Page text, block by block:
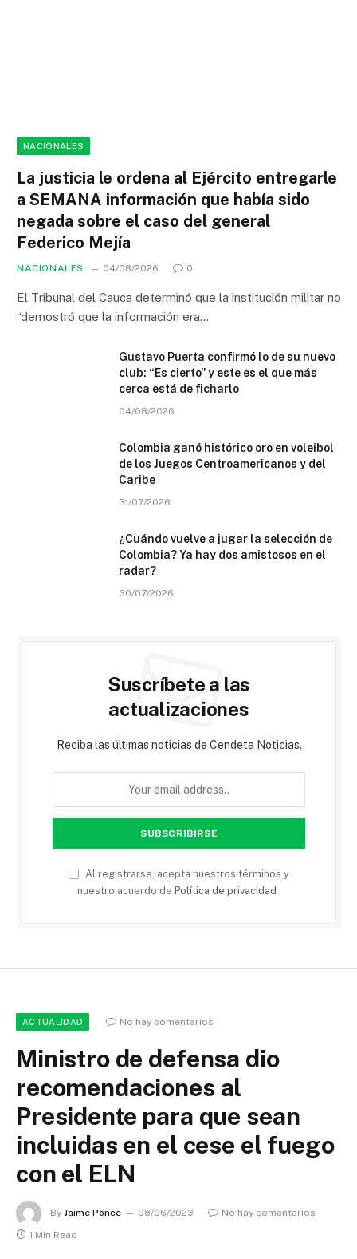
NACIONALES
La justicia le ordena al Ejército entregarle
a SEMANA información que había sido
negada sobre el caso del general
Federico Mejía
NACIONALES 04/08/2026 0
El Tribunal del Cauca determinó que la institución militar no
“demostró que la información era…
Gustavo Puerta confirmó lo de su nuevo
club: “Es cierto” y este es el que más
cerca está de ficharlo
04/08/2026
Colombia ganó histórico oro en voleibol
de los Juegos Centroamericanos y del
Caribe
31/07/2026
¿Cuándo vuelve a jugar la selección de
Colombia? Ya hay dos amistosos en el
radar?
30/07/2026
Suscríbete a las
actualizaciones
Reciba las últimas noticias de Cendeta Noticias.
Al registrarse, acepta nuestros términos y
nuestro acuerdo de Política de privacidad .
ACTUALIDAD No hay comentarios
Ministro de defensa dio
recomendaciones al
Presidente para que sean
incluidas en el cese el fuego
con el ELN
By Jaime Ponce 08/06/2023
No hay comentarios
1 Min Read